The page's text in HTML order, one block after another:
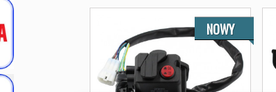
NOWY